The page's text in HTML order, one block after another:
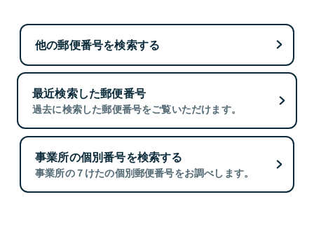
他の郵便番号を検索する
最近検索した郵便番号
過去に検索した郵便番号をご覧いただけます。
事業所の個別番号を検索する
事業所の７けたの個別郵便番号をお調べします。